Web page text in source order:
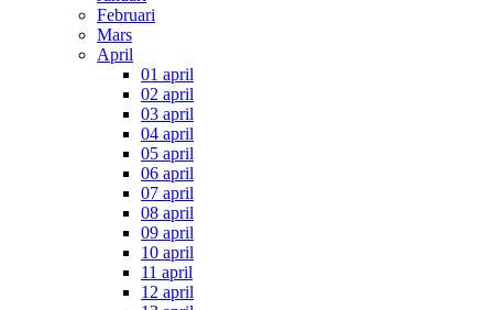
Februari
Mars
April
01 april
02 april
03 april
04 april
05 april
06 april
07 april
08 april
09 april
10 april
11 april
12 april